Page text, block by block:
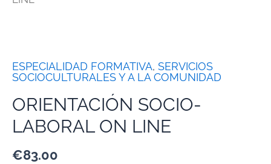
ESPECIALIDAD FORMATIVA, SERVICIOS
SOCIOCULTURALES Y A LA COMUNIDAD
ORIENTACIÓN SOCIO-
LABORAL ON LINE
€83.00